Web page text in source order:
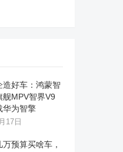
造好车：鸿蒙智
舰MPV智界V9
华为智擎
17日
预算买啥车，